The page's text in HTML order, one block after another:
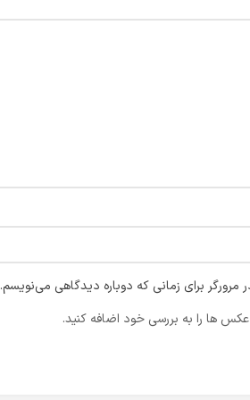
برای زمانی که دوباره دیدگاهی می‌نویسم.
عکس ها را به بررسی خود اضافه کنید.